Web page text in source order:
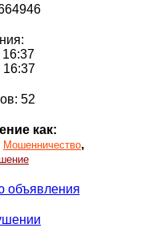
52
как:
Мошенничество,
объявления